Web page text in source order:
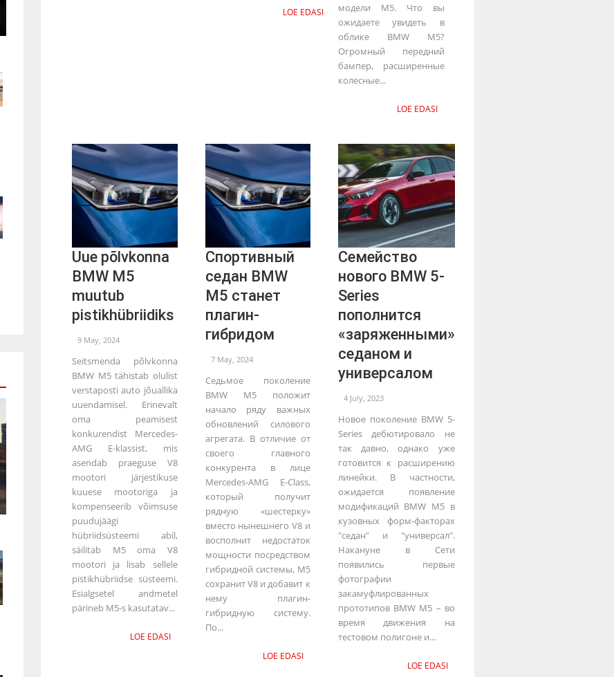
LOE EDASI
модели M5. Что вы
ожидаете увидеть в
облике BMW M5?
Огромный передний
бампер, расширенные
колесные...
LOE EDASI
Uue põlvkonna
BMW M5
muutub
pistikhübriidiks
9 May, 2024
Seitsmenda põlvkonna
BMW M5 tähistab olulist
verstaposti auto jõuallika
uuendamisel. Erinevalt
oma peamisest
konkurendist Mercedes-
AMG E-klassist, mis
asendab praeguse V8
mootori järjestikuse
kuuese mootoriga ja
kompenseerib võimsuse
puudujäägi
hübriidsüsteemi abil,
säilitab M5 oma V8
mootori ja lisab sellele
pistikhübriidse süsteemi.
Esialgsetel andmetel
pärineb M5-s kasutatav...
LOE EDASI
Спортивный
седан BMW
M5 станет
плагин-
гибридом
7 May, 2024
Седьмое поколение
BMW M5 положит
начало ряду важных
обновлений силового
агрегата. В отличие от
своего главного
конкурента в лице
Mercedes-AMG E-Class,
который получит
рядную «шестерку»
вместо нынешнего V8 и
восполнит недостаток
мощности посредством
гибридной системы, M5
сохранит V8 и добавит к
нему плагин-
гибридную систему.
По...
LOE EDASI
Семейство
нового BMW 5-
Series
пополнится
«заряженными»
седаном и
универсалом
4 July, 2023
Новое поколение BMW 5-
Series дебютировало не
так давно, однако уже
готовится к расширению
линейки. В частности,
ожидается появление
модификаций BMW M5 в
кузовных форм-факторах
"седан" и "универсал".
Накануне в Сети
появились первые
фотографии
закамуфлированных
прототипов BMW M5 – во
время движения на
тестовом полигоне и...
LOE EDASI